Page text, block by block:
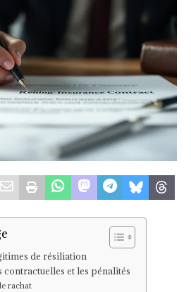
de résiliation
et les pénalités
rachat